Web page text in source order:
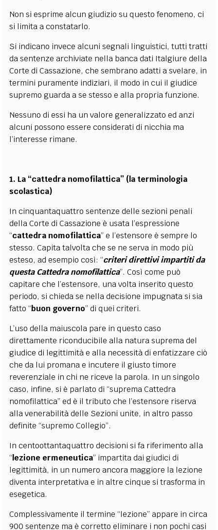
Non si esprime alcun giudizio su questo fenomeno, ci
si limita a constatarlo.
Si indicano invece alcuni segnali linguistici, tutti tratti
da sentenze archiviate nella banca dati Italgiure della
Corte di Cassazione, che sembrano adatti a svelare, in
termini puramente indiziari, il modo in cui il giudice
supremo guarda a se stesso e alla propria funzione.
Nessuno di essi ha un valore generalizzato ed anzi
alcuni possono essere considerati di nicchia ma
l’interesse rimane.
1. La “cattedra nomofilattica” (la terminologia
scolastica)
In cinquantaquattro sentenze delle sezioni penali
della Corte di Cassazione è usata l’espressione
“cattedra nomofilattica” e l’estensore è sempre lo
stesso. Capita talvolta che se ne serva in modo più
esteso, ad esempio così: “criteri direttivi impartiti da
questa Cattedra nomofilattica”. Così come può
capitare che l’estensore, una volta inserito questo
periodo, si chieda se nella decisione impugnata si sia
fatto “buon governo” di quei criteri.
L’uso della maiuscola pare in questo caso
direttamente riconducibile alla natura suprema del
giudice di legittimità e alla necessità di enfatizzare ciò
che da lui promana e incutere il giusto timore
reverenziale in chi ne riceve la parola. In un singolo
caso, infine, si è parlato di “suprema Cattedra
nomofilattica” ed è il tributo che l’estensore riserva
alla venerabilità delle Sezioni unite, in altro passo
definite “supremo Collegio”.
In centoottantaquattro decisioni si fa riferimento alla
“lezione ermeneutica” impartita dai giudici di
legittimità, in un numero ancora maggiore la lezione
diventa interpretativa e in altre cinque si trasforma in
esegetica.
Complessivamente il termine “lezione” appare in circa
900 sentenze ma è corretto eliminare i non pochi casi